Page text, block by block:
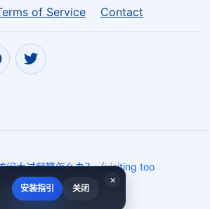
of Service Contact
问太过频繁怎么办？（visiting too
×
安装指引 关闭